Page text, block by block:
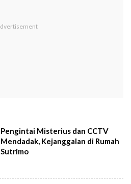
Pengintai Misterius dan CCTV
Mendadak, Kejanggalan di Rumah
Sutrimo